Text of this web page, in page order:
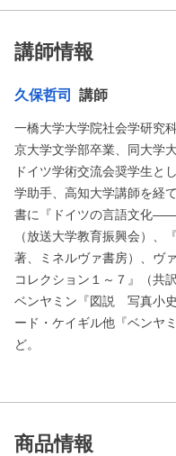
講師情報
久保哲司 講師
一橋大学大学院社会学研究
京大学文学部卒業、同大学
ドイツ学術交流会奨学生と
学助手、高知大学講師を経
書に『ドイツの言語文化――
（放送大学教育振興会）、
著、ミネルヴァ書房）、ヴ
コレクション１～７』（共
ベンヤミン『図説 写真小
ード・ケイギル他『ベンヤ
ど。
商品情報